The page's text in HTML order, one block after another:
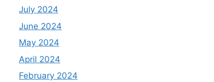
July 2024
June 2024
May 2024
April 2024
February 2024